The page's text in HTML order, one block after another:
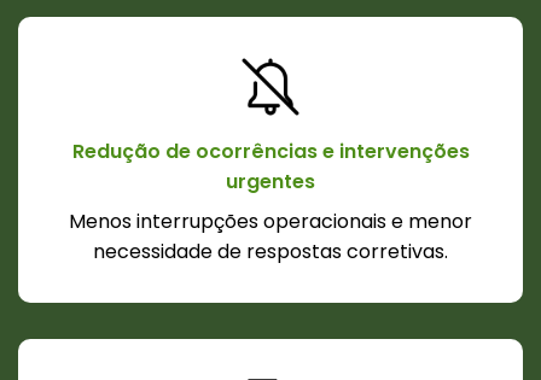
Redução de ocorrências e intervenções
urgentes
Menos interrupções operacionais e menor
necessidade de respostas corretivas.